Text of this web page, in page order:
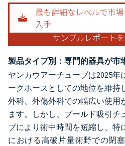
製品タイプ別：専門的器具が市
ヤンカウアーチューブは2025年
ークホースとしての地位を維持
外科、外傷外科での幅広い使用
ます。しかし、プールド吸引チ
プにより術中時間を短縮し、特
における高破片量術野での閉